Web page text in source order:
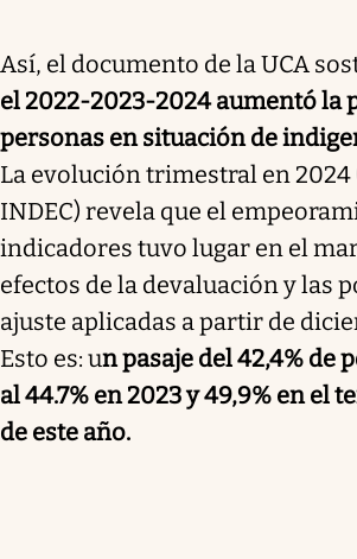
Así, el documento de la UCA
el 2022-2023-2024 aumentó la
personas en situación de
La evolución trimestral en 2024
INDEC) revela que el
indicadores tuvo lugar en el
efectos de la devaluación y las
ajuste aplicadas a partir de
Esto es: un pasaje del 42,4% de
al 44.7% en 2023 y 49,9% en el
de este año.